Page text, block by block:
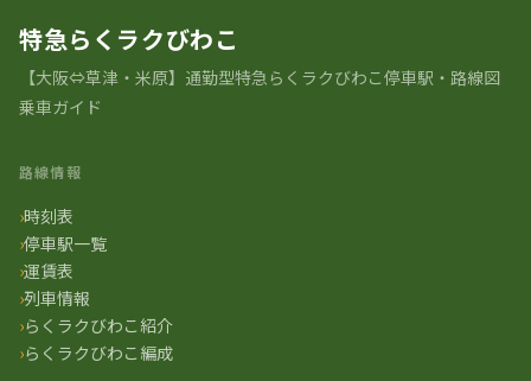
特急らくラクびわこ
【大阪⇔草津・米原】通勤型特急らくラクびわこ停車駅・路線図
乗車ガイド
路線情報
時刻表
停車駅一覧
運賃表
列車情報
らくラクびわこ紹介
らくラクびわこ編成